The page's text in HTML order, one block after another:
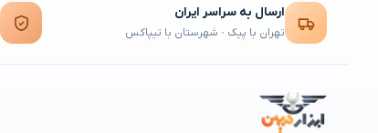
ارسال به سراسر ایران
تهران با پیک · شهرستان با تیپاکس